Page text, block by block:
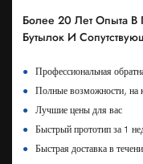
Более 20 Лет Опыта В
Бутылок И
●
Профессиональная
●
Полные возможности, на
●
Лучшие цены для вас
●
Быстрый прототип за 1
●
Быстрая доставка в